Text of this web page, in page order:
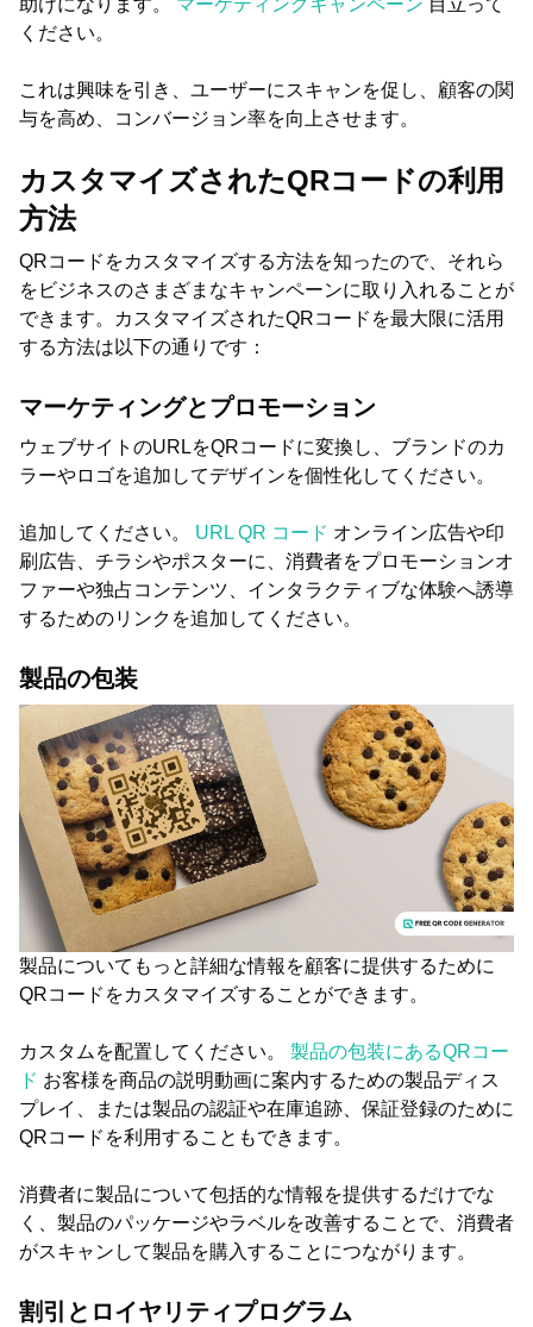
助けになります。 マーケティングキャンペーン 目立って
ください。
これは興味を引き、ユーザーにスキャンを促し、顧客の関
与を高め、コンバージョン率を向上させます。
カスタマイズされたQRコードの利用
方法
QRコードをカスタマイズする方法を知ったので、それら
をビジネスのさまざまなキャンペーンに取り入れることが
できます。カスタマイズされたQRコードを最大限に活用
する方法は以下の通りです：
マーケティングとプロモーション
ウェブサイトのURLをQRコードに変換し、ブランドのカ
ラーやロゴを追加してデザインを個性化してください。
追加してください。 URL QR コード オンライン広告や印
刷広告、チラシやポスターに、消費者をプロモーションオ
ファーや独占コンテンツ、インタラクティブな体験へ誘導
するためのリンクを追加してください。
製品の包装
製品についてもっと詳細な情報を顧客に提供するために
QRコードをカスタマイズすることができます。
カスタムを配置してください。 製品の包装にあるQRコー
ド お客様を商品の説明動画に案内するための製品ディス
プレイ、または製品の認証や在庫追跡、保証登録のために
QRコードを利用することもできます。
消費者に製品について包括的な情報を提供するだけでな
く、製品のパッケージやラベルを改善することで、消費者
がスキャンして製品を購入することにつながります。
割引とロイヤリティプログラム